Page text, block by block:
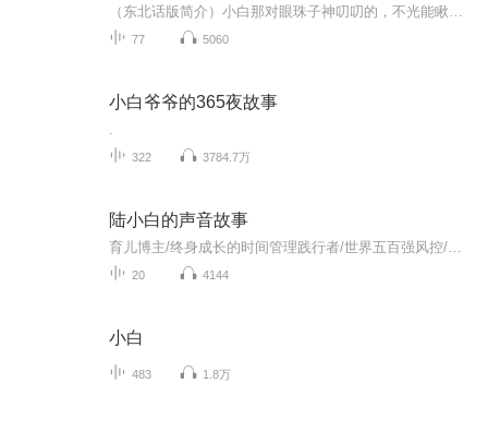
77 5060
小白爷爷的365夜故事
322 3784.7万
陆小白的声音故事
20 4144
小白
483 1.8万